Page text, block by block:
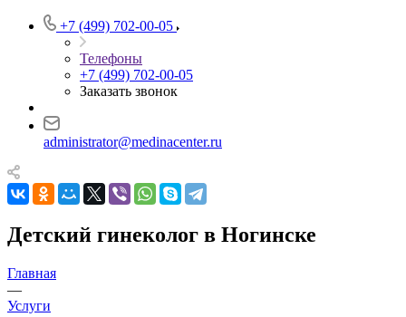
+7 (499) 702-00-05
Телефоны
+7 (499) 702-00-05
Заказать звонок
administrator@medinacenter.ru
Детский гинеколог в Ногинске
Главная
—
Услуги